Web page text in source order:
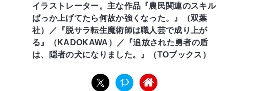
イラストレーター。主な作品『農民関連のスキル
ばっか上げてたら何故か強くなった。』（双葉
社）／『脱サラ転生魔術師は職人芸で成り上が
る』（KADOKAWA）／『追放された勇者の盾
は、隠者の犬になりました。』（TOブックス）